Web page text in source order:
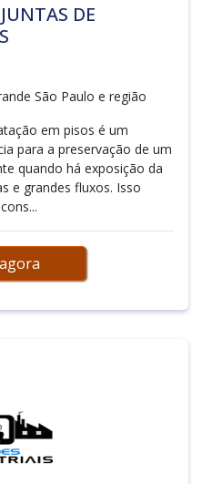
DE
São Paulo e região
em pisos é um
para a preservação de um
quando há exposição da
e grandes fluxos. Isso